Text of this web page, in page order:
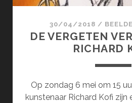
30/04/2018 /
DE VERGETEN
RICHARD
Op zondag 6 mei om 15
kunstenaar Richard Kofi zijn